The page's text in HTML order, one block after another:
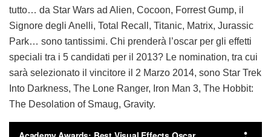
tutto… da Star Wars ad Alien, Cocoon, Forrest Gump, il
Signore degli Anelli, Total Recall, Titanic, Matrix, Jurassic
Park… sono tantissimi. Chi prenderà l’oscar per gli effetti
speciali tra i 5 candidati per il 2013? Le nomination, tra cui
sarà selezionato il vincitore il 2 Marzo 2014, sono Star Trek
Into Darkness, The Lone Ranger, Iron Man 3, The Hobbit:
The Desolation of Smaug, Gravity.